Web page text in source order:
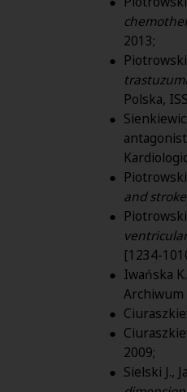
2013;
Piotrowski
Polska,
Piotrowski
and stroke
Piotrowski
[1234-
Iwańska
Archiwum
2009;
Sielski J.,